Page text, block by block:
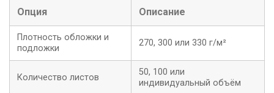
Опция Описание
Плотность обложки и
подложки
270, 300 или 330 г/м²
Количество листов
50, 100 или
индивидуальный объём